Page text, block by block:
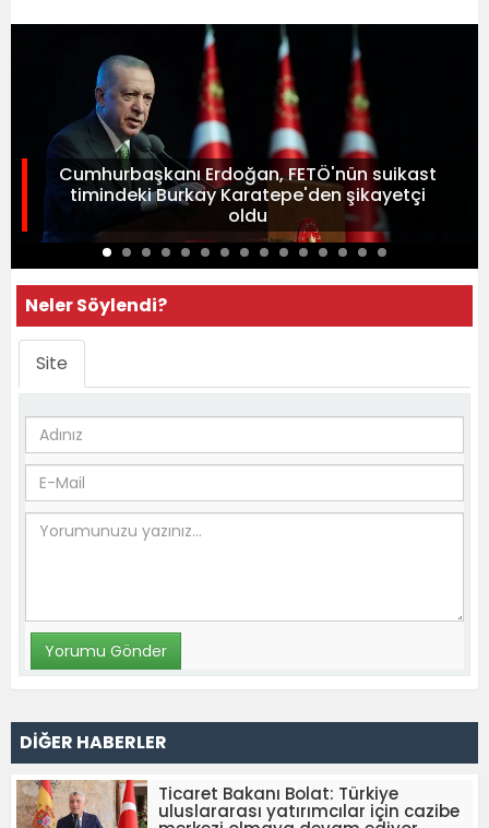
Cumhurbaşkanı Erdoğan, FETÖ'nün suikast
timindeki Burkay Karatepe'den şikayetçi
oldu
Neler Söylendi?
Site
DİĞER HABERLER
Ticaret Bakanı Bolat: Türkiye
uluslararası yatırımcılar için cazibe